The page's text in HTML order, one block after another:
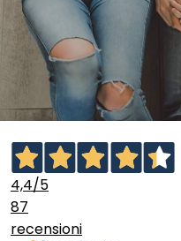
4,4/5
87
recensioni